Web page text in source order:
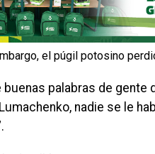
el púgil potosino
buenas palabras de
nadie se le